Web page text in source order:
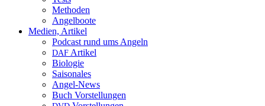
Methoden
Angelboote
Medien, Artikel
Podcast rund ums Angeln
DAF Artikel
Biologie
Saisonales
Angel-News
Buch Vorstellungen